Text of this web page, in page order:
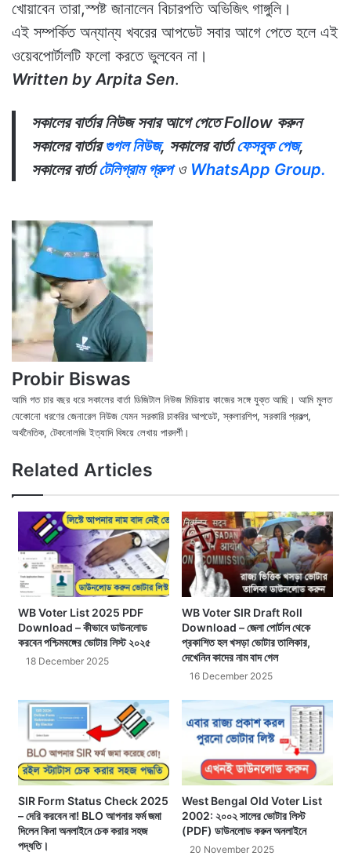
খোয়াবেন তারা,স্পষ্ট জানালেন বিচারপতি অভিজিৎ গাঙ্গুলি।
এই সম্পর্কিত অন্যান্য খবরের আপডেট সবার আগে পেতে হলে এই
ওয়েবপোর্টালটি ফলো করতে ভুলবেন না।
Written by Arpita Sen.
সকালের বার্তার নিউজ সবার আগে পেতে Follow করুন
সকালের বার্তারগুগল নিউজ, সকালের বার্তাফেসবুক পেজ,
সকালের বার্তাটেলিগ্রাম গ্রুপও WhatsApp Group.
Probir Biswas
আমি গত চার বছর ধরে সকালের বার্তা ডিজিটাল নিউজ মিডিয়ায় কাজের সঙ্গে যুক্ত আছি। আমি মুলত
যেকোনো ধরণের জেনারেল নিউজ যেমন সরকারি চাকরির আপডেট, স্কলারশিপ, সরকারি প্রকল্প,
অর্থনৈতিক, টেকনোলজি ইত্যাদি বিষয়ে লেখায় পারদর্শী।
Related Articles
WB Voter List 2025 PDF
Download – কীভাবে ডাউনলোড
করবেন পশ্চিমবঙ্গের ভোটার লিস্ট ২০২৫
18 December 2025
WB Voter SIR Draft Roll
Download – জেলা পোর্টাল থেকে
প্রকাশিত হল খসড়া ভোটার তালিকার,
দেখেনিন কাদের নাম বাদ গেল
16 December 2025
SIR Form Status Check 2025
– দেরি করবেন না! BLO আপনার ফর্ম জমা
দিলেন কিনা অনলাইনে চেক করার সহজ
পদ্ধতি।
West Bengal Old Voter List
2002: ২০০২ সালের ভোটার লিস্ট
(PDF) ডাউনলোড করুন অনলাইনে
20 November 2025